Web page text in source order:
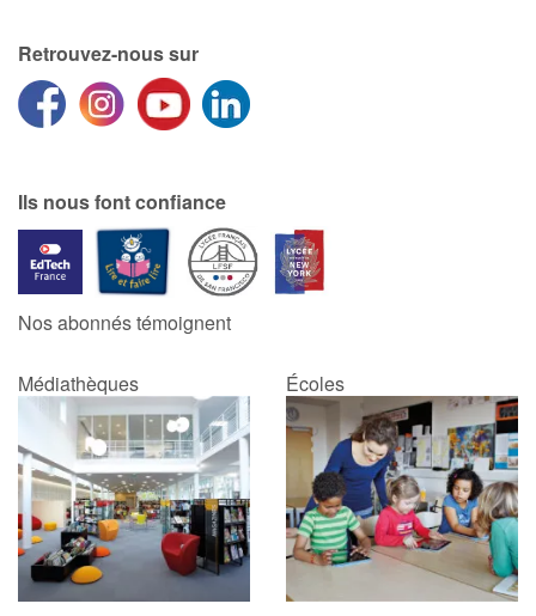
Retrouvez-nous sur
Ils nous font confiance
Nos abonnés témoignent
Médiathèques Écoles